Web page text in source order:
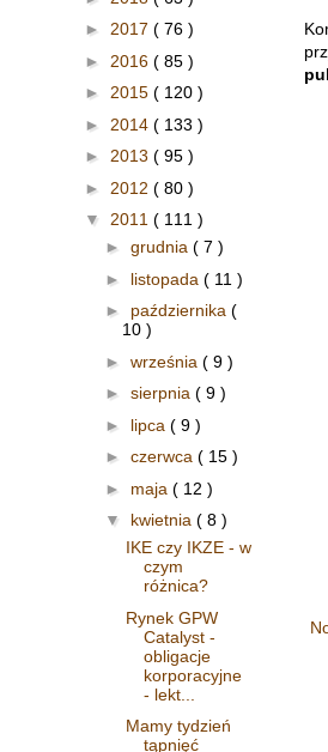
► 2017 ( 76 )
► 2016 ( 85 )
► 2015 ( 120 )
► 2014 ( 133 )
► 2013 ( 95 )
► 2012 ( 80 )
▼ 2011 ( 111 )
► grudnia ( 7 )
► listopada ( 11 )
► października (
10 )
► września ( 9 )
► sierpnia ( 9 )
► lipca ( 9 )
► czerwca ( 15 )
► maja ( 12 )
▼ kwietnia ( 8 )
IKE czy IKZE - w
czym
różnica?
Rynek GPW
Catalyst -
obligacje
korporacyjne
- lekt...
Mamy tydzień
tąpnięć